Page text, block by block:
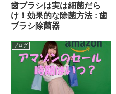
歯ブラシは実は細菌だら
け！効果的な除菌方法 : 歯
ブラシ除菌器
ブログ